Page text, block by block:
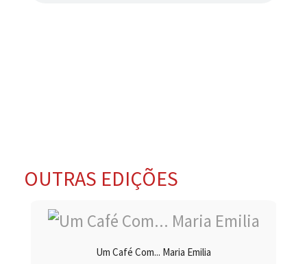
OUTRAS EDIÇÕES
Um Café Com... Maria Emilia